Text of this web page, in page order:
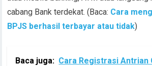
cabang Bank terdekat. (Baca: Cara
BPJS berhasil terbayar atau tidak)
Baca juga: Cara Registrasi Antrian